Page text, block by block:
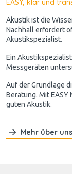
EASY, klar und
Akustik ist die
Nachhall erfordert
Akustikspezialist.
Ein
Messgeräten
Auf der Grundlage
Beratung. Mit EASY
guten Akustik.
Mehr über